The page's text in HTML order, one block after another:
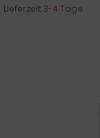
Lieferzeit:3-4 Tage